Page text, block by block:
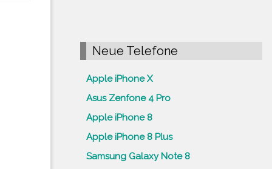
Neue Telefone
Apple iPhone X
Asus Zenfone 4 Pro
Apple iPhone 8
Apple iPhone 8 Plus
Samsung Galaxy Note 8